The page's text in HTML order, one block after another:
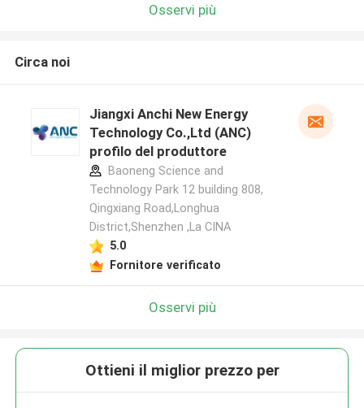
Osservi più
Circa noi
Jiangxi Anchi New Energy
Technology Co.,Ltd (ANC)
profilo del produttore
Baoneng Science and
Technology Park 12 building 808,
Qingxiang Road,Longhua
District,Shenzhen ,La CINA
5.0
Fornitore verificato
Osservi più
Ottieni il miglior prezzo per